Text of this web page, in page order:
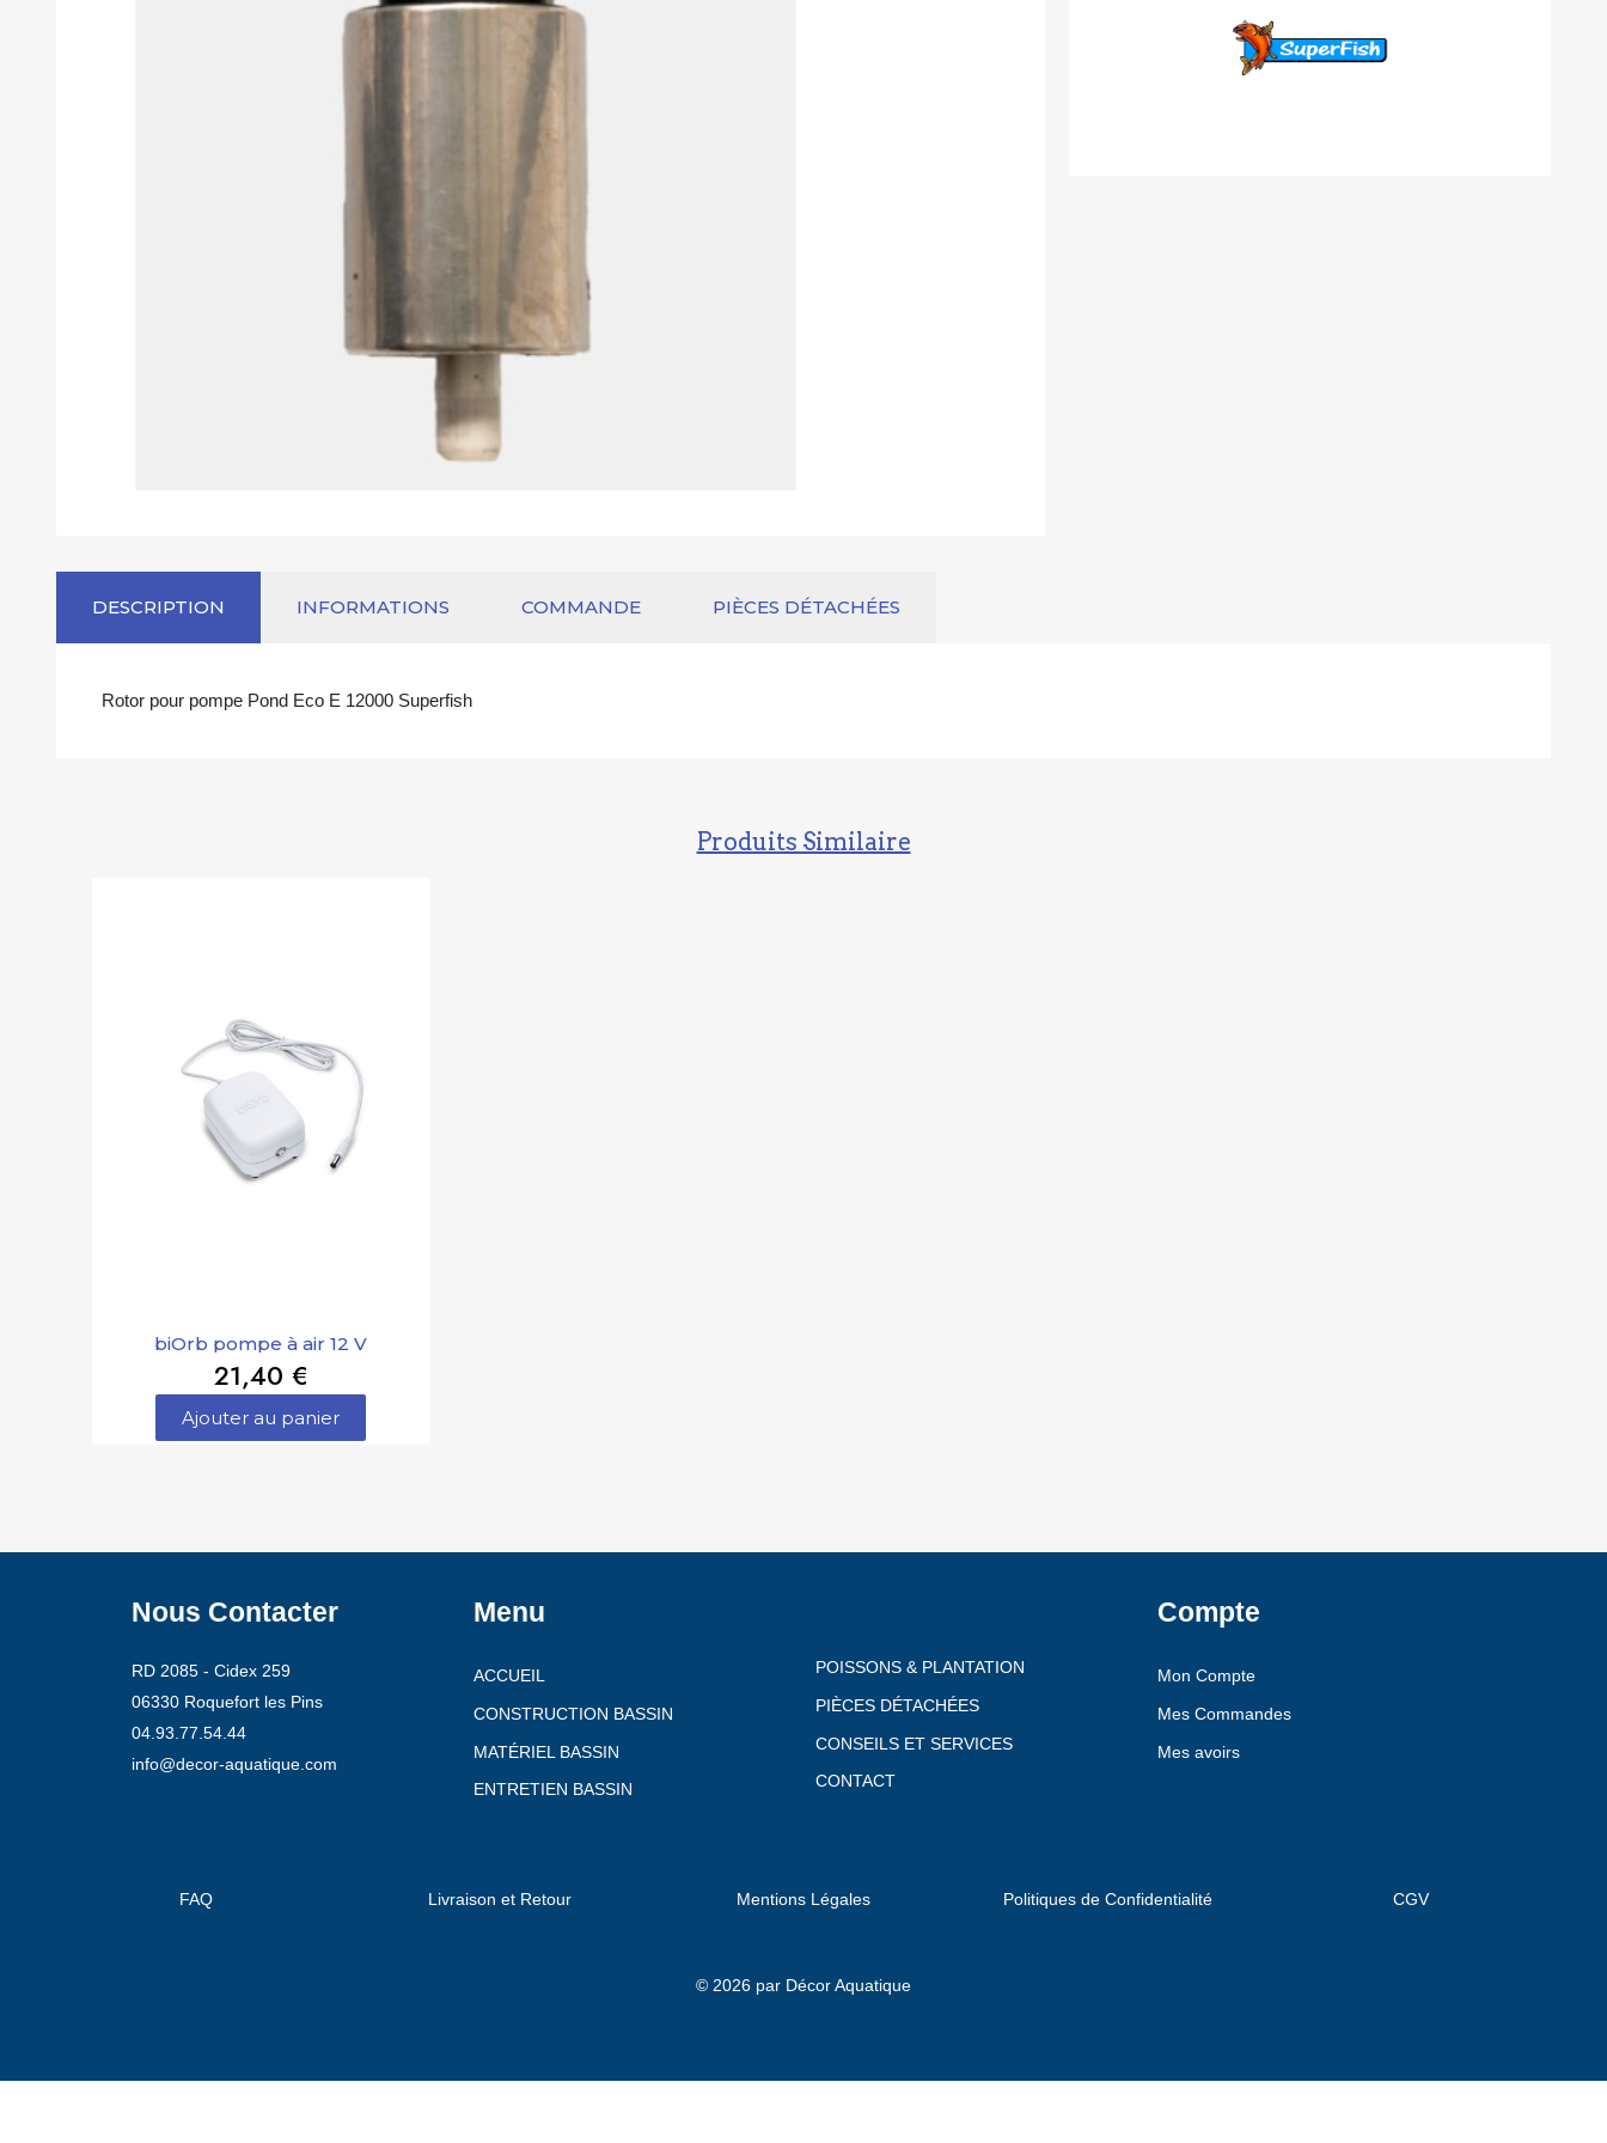
DESCRIPTION INFORMATIONS COMMANDE PIÈCES DÉTACHÉES
Rotor pour pompe Pond Eco E 12000 Superfish
Produits Similaire
biOrb pompe à air 12 V
21,40 €
Ajouter au panier
Nous Contacter
RD 2085 - Cidex 259
06330 Roquefort les Pins
04.93.77.54.44
info@decor-aquatique.com
Menu
ACCUEIL
CONSTRUCTION BASSIN
MATÉRIEL BASSIN
ENTRETIEN BASSIN
POISSONS & PLANTATION
PIÈCES DÉTACHÉES
CONSEILS ET SERVICES
CONTACT
Compte
Mon Compte
Mes Commandes
Mes avoirs
FAQ Livraison et Retour Mentions Légales Politiques de Confidentialité CGV
© 2026 par Décor Aquatique